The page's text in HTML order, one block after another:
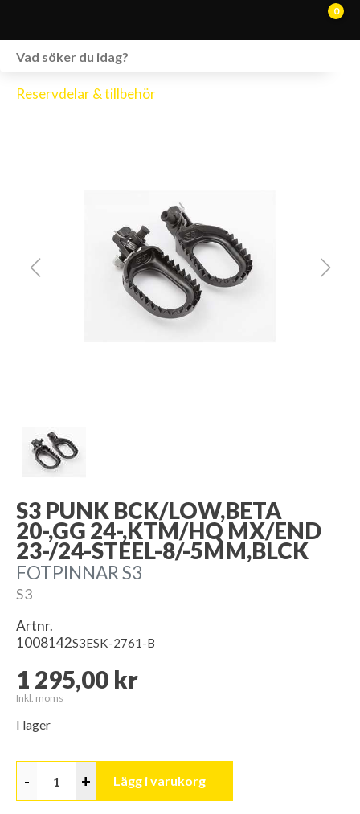
0
KONTAKT
Reservdelar & tillbehör
S3 PUNK BCK/LOW,BETA
20-,GG 24-,KTM/HQ MX/END
23-/24-STEEL-8/-5MM,BLCK
FOTPINNAR S3
S3
Artnr.
1008142S3ESK-2761-B
1 295,00 kr
Inkl. moms
I lager
- + Lägg i varukorg